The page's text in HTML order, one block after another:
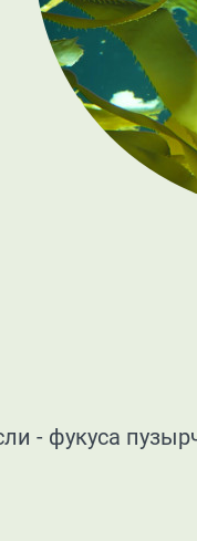
- фукуса